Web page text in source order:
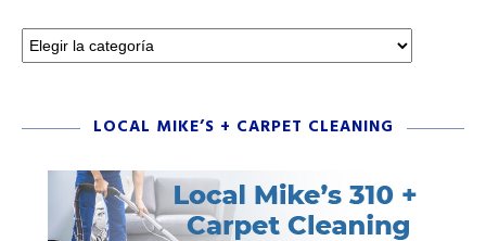
LOCAL MIKE’S + CARPET CLEANING